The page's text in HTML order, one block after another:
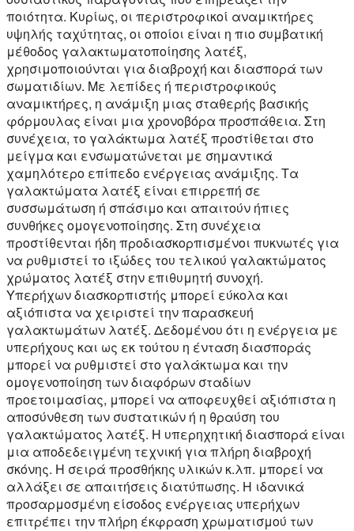
ποιότητα. Κυρίως, οι περιστροφικοί αναμικτήρες
υψηλής ταχύτητας, οι οποίοι είναι η πιο συμβατική
μέθοδος γαλακτωματοποίησης λατέξ,
χρησιμοποιούνται για διαβροχή και διασπορά των
σωματιδίων. Με λεπίδες ή περιστροφικούς
αναμικτήρες, η ανάμιξη μιας σταθερής βασικής
φόρμουλας είναι μια χρονοβόρα προσπάθεια. Στη
συνέχεια, το γαλάκτωμα λατέξ προστίθεται στο
μείγμα και ενσωματώνεται με σημαντικά
χαμηλότερο επίπεδο ενέργειας ανάμιξης. Τα
γαλακτώματα λατέξ είναι επιρρεπή σε
συσσωμάτωση ή σπάσιμο και απαιτούν ήπιες
συνθήκες ομογενοποίησης. Στη συνέχεια
προστίθενται ήδη προδιασκορπισμένοι πυκνωτές για
να ρυθμιστεί το ιξώδες του τελικού γαλακτώματος
χρώματος λατέξ στην επιθυμητή συνοχή.
Υπερήχων διασκορπιστής μπορεί εύκολα και
αξιόπιστα να χειριστεί την παρασκευή
γαλακτωμάτων λατέξ. Δεδομένου ότι η ενέργεια με
υπερήχους και ως εκ τούτου η ένταση διασποράς
μπορεί να ρυθμιστεί στο γαλάκτωμα και την
ομογενοποίηση των διαφόρων σταδίων
προετοιμασίας, μπορεί να αποφευχθεί αξιόπιστα η
αποσύνθεση των συστατικών ή η θραύση του
γαλακτώματος λατέξ. Η υπερηχητική διασπορά είναι
μια αποδεδειγμένη τεχνική για πλήρη διαβροχή
σκόνης. Η σειρά προσθήκης υλικών κ.λπ. μπορεί να
αλλάξει σε απαιτήσεις διατύπωσης. Η ιδανικά
προσαρμοσμένη είσοδος ενέργειας υπερήχων
επιτρέπει την πλήρη έκφραση χρωματισμού των